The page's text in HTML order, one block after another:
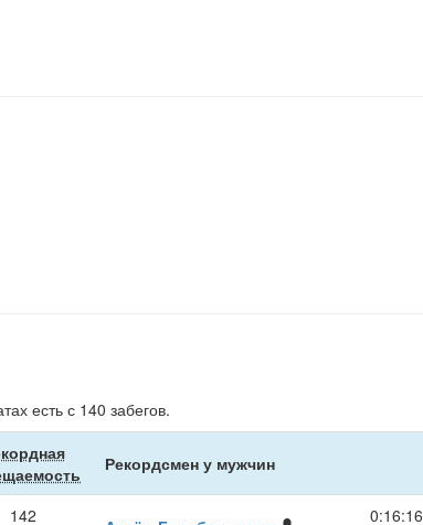
есть с 140 забегов.
Рекордсмен у мужчин
142
0:16:16